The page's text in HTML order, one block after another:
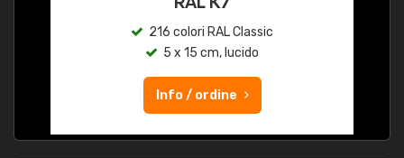
216 colori RAL Classic
5 x 15 cm, lucido
Info / ordine